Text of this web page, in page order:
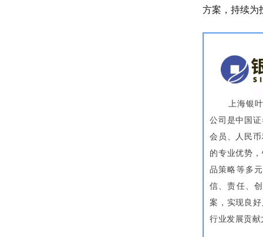
方案，持续为
上海银
公司是中国
会员、人民
的专业优势
品策略等多
信、责任、
案，实现良
行业发展贡献